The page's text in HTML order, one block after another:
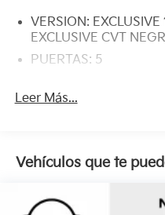
VERSION: EXCLUSIVE
EXCLUSIVE CVT
PUERTAS: 5
Leer Más...
Vehículos que te